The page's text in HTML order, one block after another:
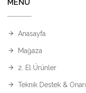
MENÜ
Anasayfa
Mağaza
2. El Ürünler
Teknik Destek &